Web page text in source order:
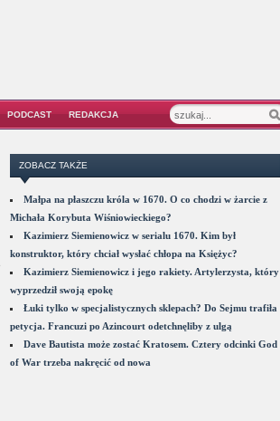
PODCAST REDAKCJA
ZOBACZ TAKŻE
Małpa na płaszczu króla w 1670. O co chodzi w żarcie z
Michała Korybuta Wiśniowieckiego?
Kazimierz Siemienowicz w serialu 1670. Kim był
konstruktor, który chciał wysłać chłopa na Księżyc?
Kazimierz Siemienowicz i jego rakiety. Artylerzysta, który
wyprzedził swoją epokę
Łuki tylko w specjalistycznych sklepach? Do Sejmu trafiła
petycja. Francuzi po Azincourt odetchnęliby z ulgą
Dave Bautista może zostać Kratosem. Cztery odcinki God
of War trzeba nakręcić od nowa